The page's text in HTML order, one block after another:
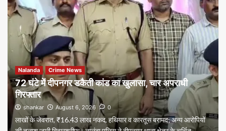
Nalanda Crime News
72 घंटे में दीपनगर डकैती कांड का खुलासा, चार अपराधी
गिरफ्तार
shankar August 6, 2026 0
लाखों के जेवरात, ₹16.43 लाख नकद, हथियार व कारतूस बरामद; अन्य आरोपियों